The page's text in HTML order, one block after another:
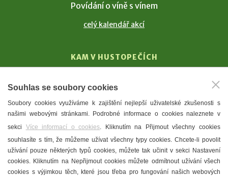
Povídání o víně s vínem
celý kalendář akcí
KAM V HUSTOPEČÍCH
T. G. Masaryk
Mandloně
Ubytování
Restaurace
Městské muzeum a galerie
Denní meníčka
Souhlas se soubory cookies
Soubory cookies využíváme k zajištění nejlepší uživatelské zkušenosti s
našimi webovými stránkami. Podrobné informace o cookies naleznete v
sekci Více informací o cookies. Kliknutím na Přijmout všechny cookies
souhlasíte s tím, že můžeme užívat všechny typy cookies. Chcete-li povolit
užívání pouze některých typů cookies, můžete tak učinit v sekci Nastavení
cookies. Kliknutím na Nepřijmout cookies můžete odmítnout užívání všech
cookies s výjimkou těch, které jsou třeba pro fungování našich webových